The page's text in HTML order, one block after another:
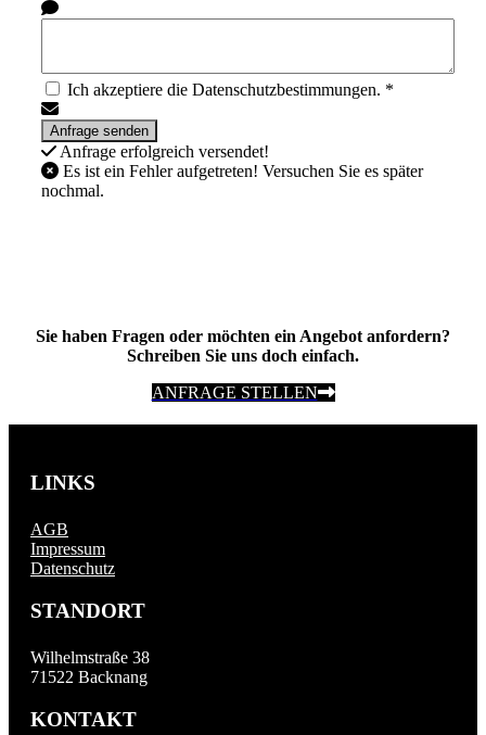
Ich akzeptiere die Datenschutzbestimmungen. *
Anfrage erfolgreich versendet!
Es ist ein Fehler aufgetreten! Versuchen Sie es später
nochmal.
Sie haben Fragen oder möchten ein Angebot anfordern?
Schreiben Sie uns doch einfach.
ANFRAGE STELLEN
LINKS
AGB
Impressum
Datenschutz
STANDORT
Wilhelmstraße 38
71522 Backnang
KONTAKT